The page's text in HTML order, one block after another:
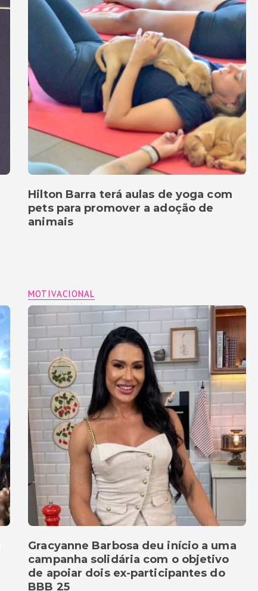
Hilton Barra terá aulas de yoga com
pets para promover a adoção de
animais
MOTIVACIONAL
Gracyanne Barbosa deu início a uma
campanha solidária com o objetivo
de apoiar dois ex-participantes do
BBB 25